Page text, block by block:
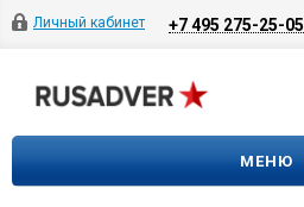
Личный кабинет +7 495 275-25-05
МЕНЮ